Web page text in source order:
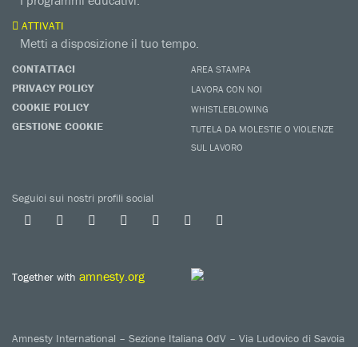
ATTIVATI
Metti a disposizione il tuo tempo.
CONTATTACI
PRIVACY POLICY
COOKIE POLICY
GESTIONE COOKIE
AREA STAMPA
LAVORA CON NOI
WHISTLEBLOWING
TUTELA DA MOLESTIE O VIOLENZE
SUL LAVORO
Seguici sui nostri profili social
Together with amnesty.org
Amnesty International – Sezione Italiana OdV – Via Ludovico di Savoia